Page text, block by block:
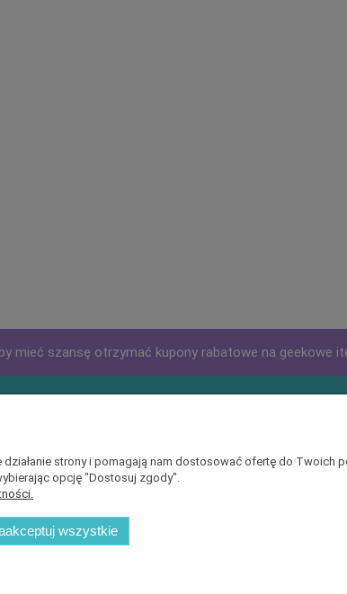
mieć szansę otrzymać kupony rabatowe na geekowe
kupować?
rozmiarów
Zwroty i
strony i pomagają nam dostosować ofertę do
opcję "Dostosuj zgody".
wszystkie